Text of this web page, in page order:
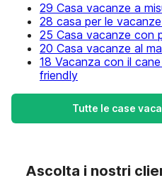
29 Casa vacanze a
28 casa per le
25 Casa vacanze con
20 Casa vacanze al
18 Vacanza con il
friendly
Tutte le case
Ascolta i nostri